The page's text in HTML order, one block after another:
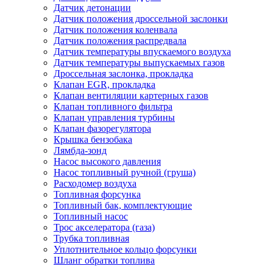
Датчик детонации
Датчик положения дроссельной заслонки
Датчик положения коленвала
Датчик положения распредвала
Датчик температуры впускаемого воздуха
Датчик температуры выпускаемых газов
Дроссельная заслонка, прокладка
Клапан EGR, прокладка
Клапан вентиляции картерных газов
Клапан топливного фильтра
Клапан управления турбины
Клапан фазорегулятора
Крышка бензобака
Лямбда-зонд
Насос высокого давления
Насос топливный ручной (груша)
Расходомер воздуха
Топливная форсунка
Топливный бак, комплектующие
Топливный насос
Трос акселератора (газа)
Трубка топливная
Уплотнительное кольцо форсунки
Шланг обратки топлива